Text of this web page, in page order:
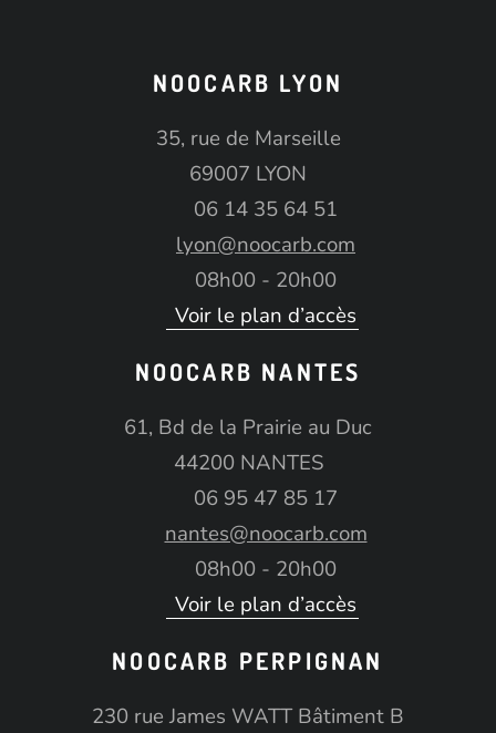
NOOCARB LYON
35, rue de Marseille
69007 LYON
06 14 35 64 51
lyon@noocarb.com
08h00 - 20h00
Voir le plan d’accès
NOOCARB NANTES
61, Bd de la Prairie au Duc
44200 NANTES
06 95 47 85 17
nantes@noocarb.com
08h00 - 20h00
Voir le plan d’accès
NOOCARB PERPIGNAN
230 rue James WATT Bâtiment B